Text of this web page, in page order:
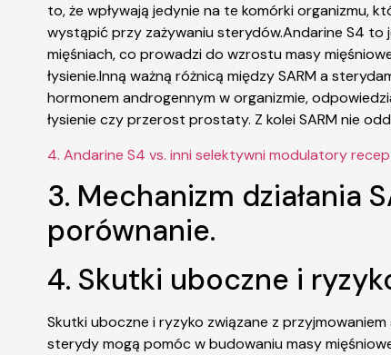
to, że wpływają jedynie na te komórki organizmu,
wystąpić przy zażywaniu sterydów.Andarine S4 to
mięśniach, co prowadzi do wzrostu masy
łysienie.Inną ważną różnicą między SARM a
hormonem androgennym w organizmie,
łysienie czy przerost prostaty. Z kolei SARM nie
4. Andarine S4 vs. inni selektywni modulatory
3. Mechanizm działania
porównanie.
4. Skutki uboczne i
Skutki uboczne i ryzyko związane z
sterydy mogą pomóc w budowaniu masy